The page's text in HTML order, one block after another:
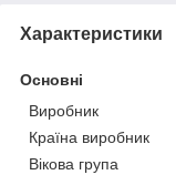
Характеристики
Основні
Виробник
Країна виробник
Вікова група